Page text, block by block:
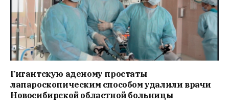
Гигантскую аденому простаты
лапароскопическим способом удалили врачи
Новосибирской областной больницы